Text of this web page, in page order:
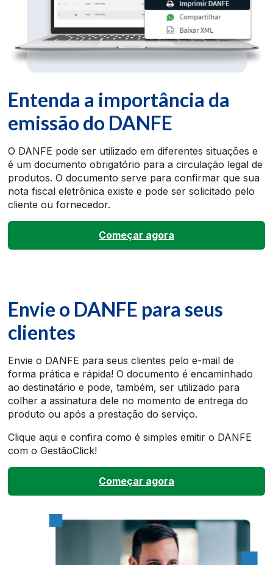
Entenda a importância da
emissão do DANFE
O DANFE pode ser utilizado em diferentes situações e
é um documento obrigatório para a circulação legal de
produtos. O documento serve para confirmar que sua
nota fiscal eletrônica existe e pode ser solicitado pelo
cliente ou fornecedor.
Começar agora
Envie o DANFE para seus
clientes
Envie o DANFE para seus clientes pelo e-mail de
forma prática e rápida! O documento é encaminhado
ao destinatário e pode, também, ser utilizado para
colher a assinatura dele no momento de entrega do
produto ou após a prestação do serviço.
Clique aqui e confira como é simples emitir o DANFE
com o GestãoClick!
Começar agora